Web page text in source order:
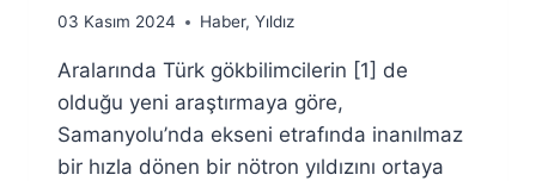
By
Fuat
Özyar
03 Kasım 2024 Haber, Yıldız
Aralarında Türk gökbilimcilerin [1] de
olduğu yeni araştırmaya göre,
Samanyolu’nda ekseni etrafında inanılmaz
bir hızla dönen bir nötron yıldızını ortaya